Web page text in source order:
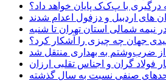
درگیری با پ‌ک‌ک پایان خواهد داد؟
های اردبیل و دزفول اعدام شدند
در نیمه شمالی استان تهران تا شنبه
جهان چه چیزی را آشکار کرد؟
ضرب‌وشتم به بهداری منتقل شد
فولاد گران و اجناس تقلبی ارزان